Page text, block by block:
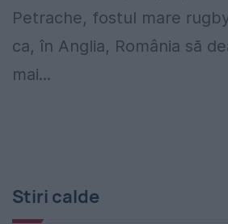
Petrache, fostul mare
ca, în Anglia, România să
mai...
Stiri calde